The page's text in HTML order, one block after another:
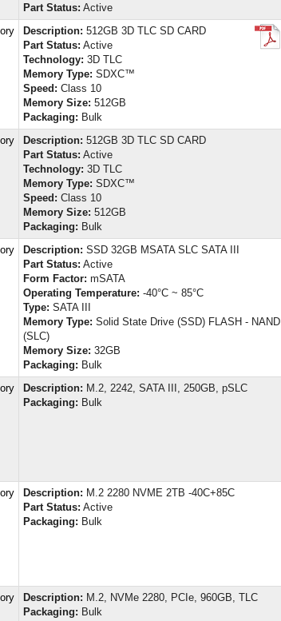
Part Status: Active
Description: 512GB 3D TLC SD CARD
Part Status: Active
Technology: 3D TLC
Memory Type: SDXC™
Speed: Class 10
Memory Size: 512GB
Packaging: Bulk
Description: 512GB 3D TLC SD CARD
Part Status: Active
Technology: 3D TLC
Memory Type: SDXC™
Speed: Class 10
Memory Size: 512GB
Packaging: Bulk
Description: SSD 32GB MSATA SLC SATA III
Part Status: Active
Form Factor: mSATA
Operating Temperature: -40°C ~ 85°C
Type: SATA III
Memory Type: Solid State Drive (SSD) FLASH - NAND
(SLC)
Memory Size: 32GB
Packaging: Bulk
Description: M.2, 2242, SATA III, 250GB, pSLC
Packaging: Bulk
Description: M.2 2280 NVME 2TB -40C+85C
Part Status: Active
Packaging: Bulk
Description: M.2, NVMe 2280, PCIe, 960GB, TLC
Packaging: Bulk